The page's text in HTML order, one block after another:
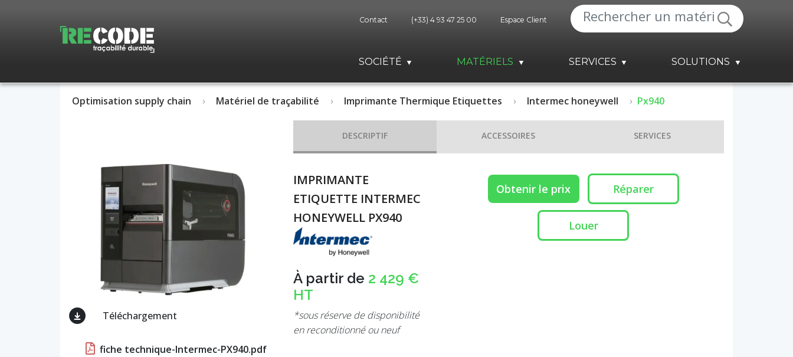
Contact (+33) 4 93 47 25 00 Espace Client
SOCIÉTÉ MATÉRIELS SERVICES SOLUTIONS
Optimisation supply chain Matériel de traçabilité Imprimante Thermique Etiquettes Intermec honeywell Px940
Téléchargement
fiche technique-Intermec-PX940.pdf
DESCRIPTIF ACCESSOIRES SERVICES
IMPRIMANTE
ETIQUETTE INTERMEC
HONEYWELL PX940
À partir de 2 429 €
HT
*sous réserve de disponibilité
en reconditionné ou neuf
Obtenir le prix Réparer
Louer